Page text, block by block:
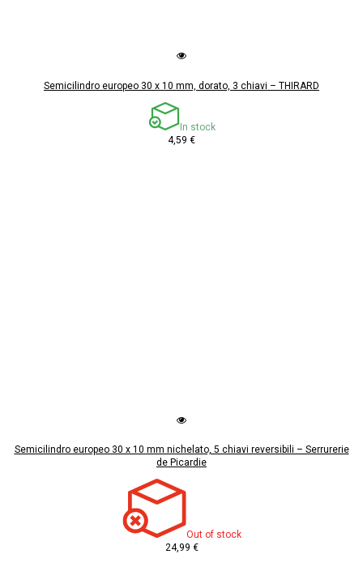
Semicilindro europeo 30 x 10 mm, dorato, 3 chiavi – THIRARD
In stock
4,59 €
Semicilindro europeo 30 x 10 mm nichelato, 5 chiavi reversibili – Serrurerie
de Picardie
Out of stock
24,99 €